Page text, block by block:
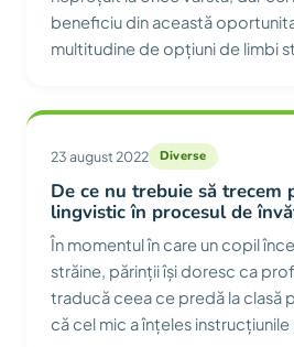
beneficiu din această
multitudine de opțiuni de limbi
23 august 2022 Diverse
De ce nu trebuie să trecem
lingvistic în procesul de
În momentul în care un copil
străine, părinții își doresc ca
traducă ceea ce predă la clasă
că cel mic a înțeles